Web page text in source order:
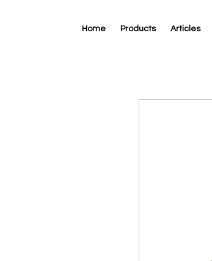
Home Products Articles